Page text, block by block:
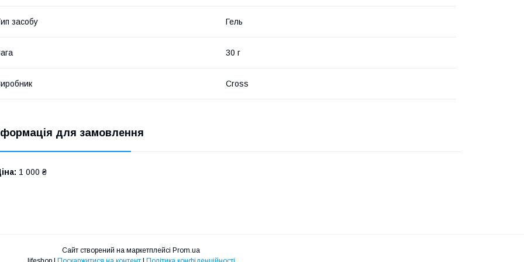
засобу Гель
30 г
Cross
для замовлення
1 000 ₴
Сайт створений на маркетплейсі Prom.ua